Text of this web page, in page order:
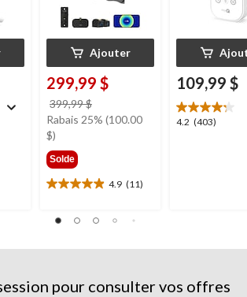
Ajouter
299,99 $
399,99 $
était
Rabais 25% (100.00
$)
Solde
4.9 (11)
4.9
sur
11
109,99 $
4.2 (403)
4.2
pour consulter vos offres